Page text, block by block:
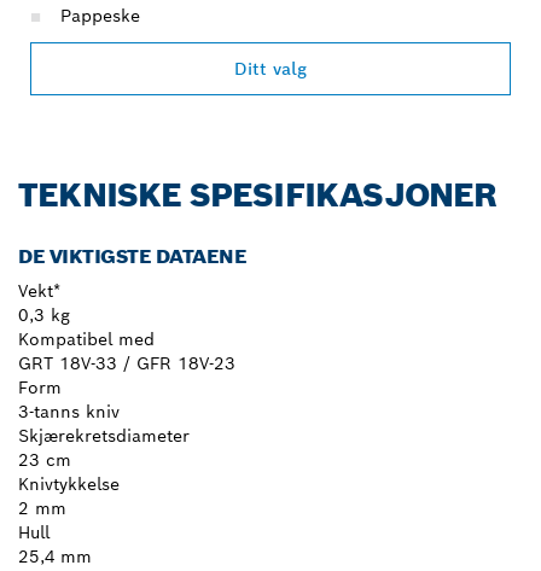
Pappeske
Ditt valg
TEKNISKE SPESIFIKASJONER
DE VIKTIGSTE DATAENE
Vekt*
0,3 kg
Kompatibel med
GRT 18V-33 / GFR 18V-23
Form
3-tanns kniv
Skjærekretsdiameter
23 cm
Knivtykkelse
2 mm
Hull
25,4 mm